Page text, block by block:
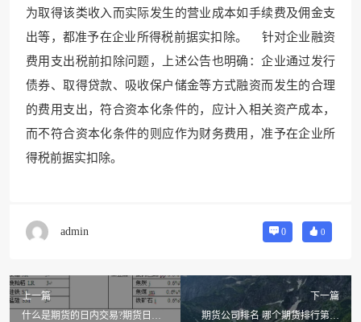
为取得该类收入而实际发生的营业成本如手续费及佣金支
出等，都准予在企业所得税前据实扣除。 针对企业融资
费用 支出税前扣除问题，
上述公告也明确：企业通过发行
债券、取得贷款、吸收保户储金等方式融资而发生的合理
的费用支出，符合资本化条件的，应计入相关资产成本，
而不符合资本化条件的则应作为财务费用 ，准予在企业所
得税前据实扣除。
admin 0 0
上一篇
什么是期货的日内交易?期货日内
下一篇
期货公司排名 哪个期货排行第一